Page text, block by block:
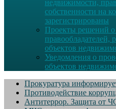
недвижимости,
собственности на
зарегистрированы
Проекты решений
правообладателей,
объектов
Уведомления о
объектов
Прокуратура
Противодействие
Антитеррор. Защита от